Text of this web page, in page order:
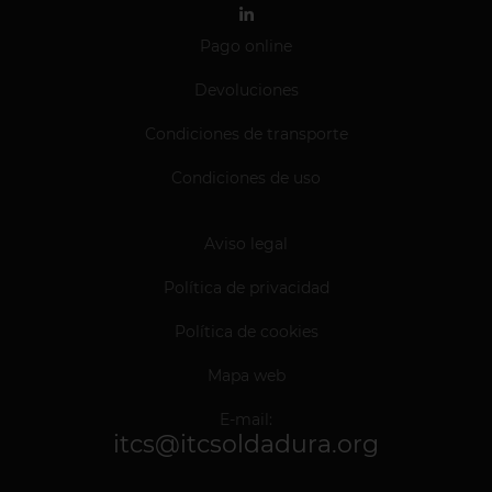
Pago online
Devoluciones
Condiciones de transporte
Condiciones de uso
Aviso legal
Política de privacidad
Política de cookies
Mapa web
E-mail:
itcs@itcsoldadura.org